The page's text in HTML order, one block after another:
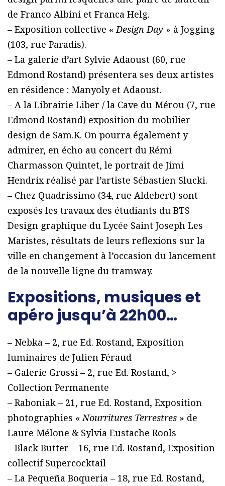
de Franco Albini et Franca Helg.
– Exposition collective «Design Day » à Jogging
(103, rue Paradis).
– La galerie d’art Sylvie Adaoust (60, rue
Edmond Rostand) présentera ses deux artistes
en résidence : Manyoly et Adaoust.
– A la Librairie Liber / la Cave du Mérou (7, rue
Edmond Rostand) exposition du mobilier
design de Sam.K. On pourra également y
admirer, en écho au concert du Rémi
Charmasson Quintet, le portrait de Jimi
Hendrix réalisé par l’artiste Sébastien Slucki.
– Chez Quadrissimo (34, rue Aldebert) sont
exposés les travaux des étudiants du BTS
Design graphique du Lycée Saint Joseph Les
Maristes, résultats de leurs reflexions sur la
ville en changement à l’occasion du lancement
de la nouvelle ligne du tramway.
Expositions, musiques et
apéro jusqu’à 22h00…
– Nebka – 2, rue Ed. Rostand, Exposition
luminaires de Julien Féraud
– Galerie Grossi – 2, rue Ed. Rostand, >
Collection Permanente
– Raboniak – 21, rue Ed. Rostand, Exposition
photographies «Nourritures Terrestres » de
Laure Mélone & Sylvia Eustache Rools
– Black Butter – 16, rue Ed. Rostand, Exposition
collectif Supercocktail
– La Pequeña Boqueria – 18, rue Ed. Rostand,